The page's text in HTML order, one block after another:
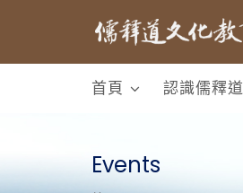
首頁 認識儒釋道
Events